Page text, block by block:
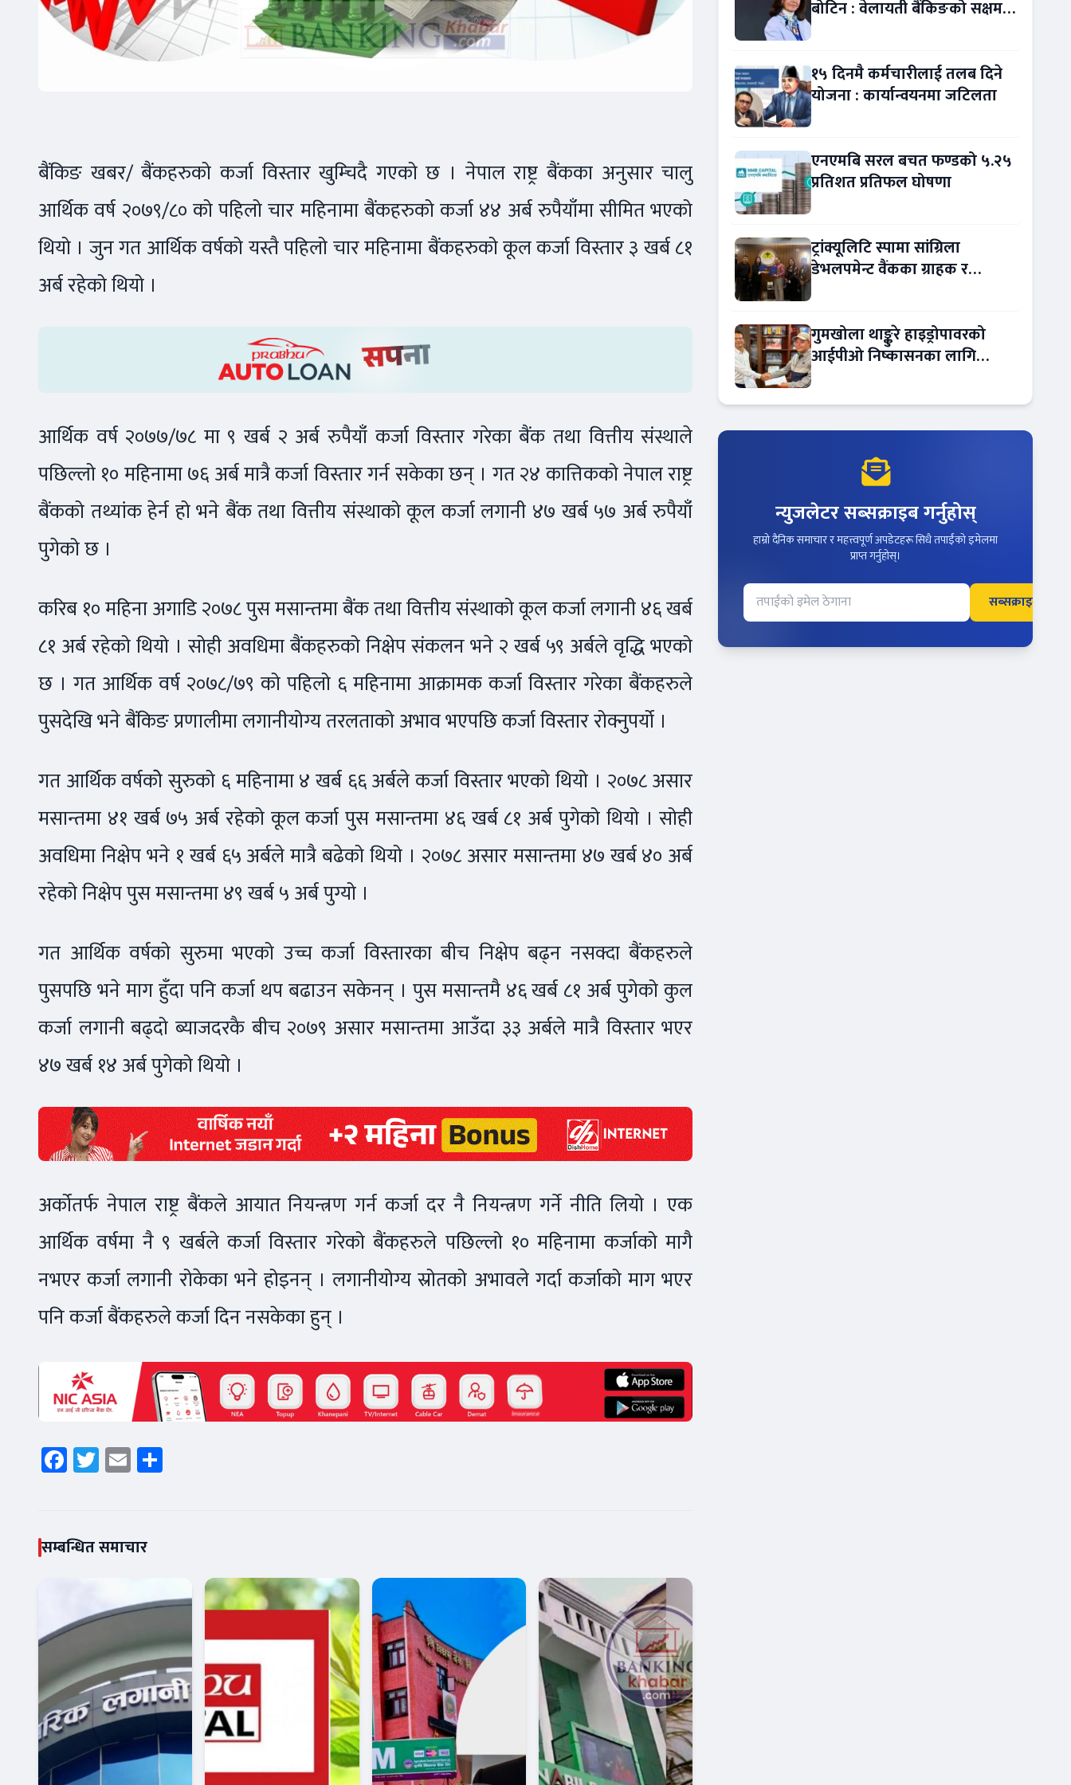
बैंकिङ खबर/ बैंकहरुको कर्जा विस्तार खुम्चिदै गएको छ । नेपाल राष्ट्र बैंकका अनुसार चालु
आर्थिक वर्ष २०७९/८० को पहिलो चार महिनामा बैंकहरुको कर्जा ४४ अर्ब रुपैयाँमा सीमित भएको
थियो । जुन गत आर्थिक वर्षको यस्तै पहिलो चार महिनामा बैंकहरुको कूल कर्जा विस्तार ३ खर्ब ८१
अर्ब रहेको थियो ।
आर्थिक वर्ष २०७७/७८ मा ९ खर्ब २ अर्ब रुपैयाँ कर्जा विस्तार गरेका बैंक तथा वित्तीय संस्थाले
पछिल्लो १० महिनामा ७६ अर्ब मात्रै कर्जा विस्तार गर्न सकेका छन् । गत २४ कात्तिकको नेपाल राष्ट्र
बैंकको तथ्यांक हेर्न हो भने बैंक तथा वित्तीय संस्थाको कूल कर्जा लगानी ४७ खर्ब ५७ अर्ब रुपैयाँ
पुगेको छ ।
करिब १० महिना अगाडि २०७८ पुस मसान्तमा बैंक तथा वित्तीय संस्थाको कूल कर्जा लगानी ४६ खर्ब
८१ अर्ब रहेको थियो । सोही अवधिमा बैंकहरुको निक्षेप संकलन भने २ खर्ब ५९ अर्बले वृद्धि भएको
छ । गत आर्थिक वर्ष २०७८/७९ को पहिलो ६ महिनामा आक्रामक कर्जा विस्तार गरेका बैंकहरुले
पुसदेखि भने बैंकिङ प्रणालीमा लगानीयोग्य तरलताको अभाव भएपछि कर्जा विस्तार रोक्नुपर्यो ।
गत आर्थिक वर्षकोे सुरुको ६ महिनामा ४ खर्ब ६६ अर्बले कर्जा विस्तार भएको थियो । २०७८ असार
मसान्तमा ४१ खर्ब ७५ अर्ब रहेको कूल कर्जा पुस मसान्तमा ४६ खर्ब ८१ अर्ब पुगेको थियो । सोही
अवधिमा निक्षेप भने १ खर्ब ६५ अर्बले मात्रै बढेको थियो । २०७८ असार मसान्तमा ४७ खर्ब ४० अर्ब
रहेको निक्षेप पुस मसान्तमा ४९ खर्ब ५ अर्ब पुग्यो ।
गत आर्थिक वर्षको सुरुमा भएको उच्च कर्जा विस्तारका बीच निक्षेप बढ्न नसक्दा बैंकहरुले
पुसपछि भने माग हुँदा पनि कर्जा थप बढाउन सकेनन् । पुस मसान्तमै ४६ खर्ब ८१ अर्ब पुगेको कुल
कर्जा लगानी बढ्दो ब्याजदरकै बीच २०७९ असार मसान्तमा आउँदा ३३ अर्बले मात्रै विस्तार भएर
४७ खर्ब १४ अर्ब पुगेको थियो ।
अर्कोतर्फ नेपाल राष्ट्र बैंकले आयात नियन्त्रण गर्न कर्जा दर नै नियन्त्रण गर्ने नीति लियो । एक
आर्थिक वर्षमा नै ९ खर्बले कर्जा विस्तार गरेको बैंकहरुले पछिल्लो १० महिनामा कर्जाको मागै
नभएर कर्जा लगानी रोकेका भने होइनन् । लगानीयोग्य स्रोतको अभावले गर्दा कर्जाको माग भएर
पनि कर्जा बैंकहरुले कर्जा दिन नसकेका हुन् ।
Facebook
Twitter
Email
सम्बन्धित समाचार
बोटिन : वेलायती बैंकिङको सक्षम
१५ दिनमै कर्मचारीलाई तलब दिने
योजना : कार्यान्वयनमा जटिलता
एनएमबि सरल बचत फण्डको ५.२५
प्रतिशत प्रतिफल घोषणा
ट्रांक्यूलिटि स्पामा सांग्रिला
डेभलपमेन्ट वैंकका ग्राहक र
गुमखोला थाङ्कुरे हाइड्रोपावरको
आईपीओ निष्कासनका लागि
न्युजलेटर सब्सक्राइब गर्नुहोस्
हाम्रो दैनिक समाचार र महत्त्वपूर्ण अपडेटहरू सिधै तपाईंको इमेलमा
प्राप्त गर्नुहोस्।
सब्सक्राइब